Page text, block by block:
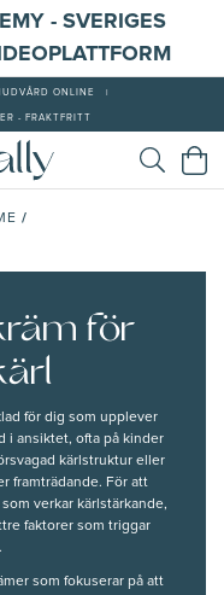
- SVERIGES
ONLINE
- FRAKTFRITT
/
för
för dig som upplever
i ansiktet, ofta på kinder
kärlstruktur eller
framträdande. För att
verkar kärlstärkande,
faktorer som triggar
som fokuserar på att